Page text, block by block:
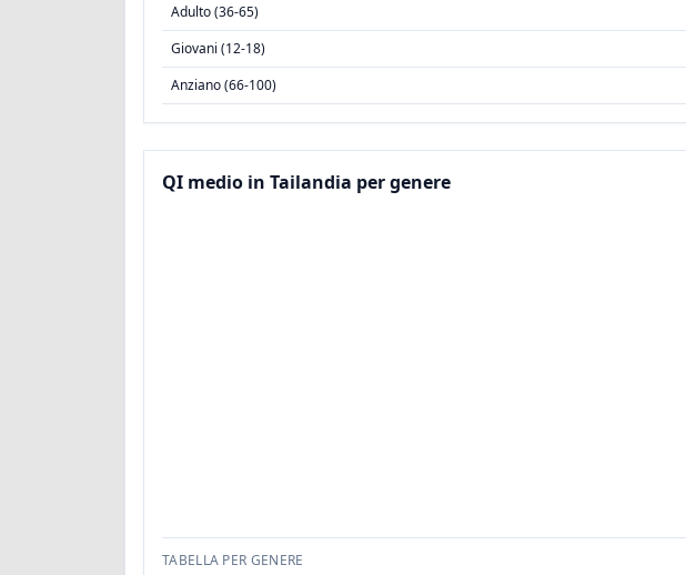
Adulto (36-65)
Giovani (12-18)
Anziano (66-100)
QI medio in Tailandia per genere
TABELLA PER GENERE